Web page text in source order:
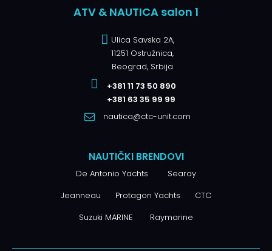
ATV & NAUTICA salon 1
Ulica Savska 2A,
11251 Ostružnica,
Beograd, Srbija
+381 11 73 50 890
+381 63 35 99 99
nautica@ctc-unit.com
NAUTIČKI BRENDOVI
De Antonio Yachts
Searay
Jeanneau Protagon Yachts
CTC
Suzuki MARINE Raymarine